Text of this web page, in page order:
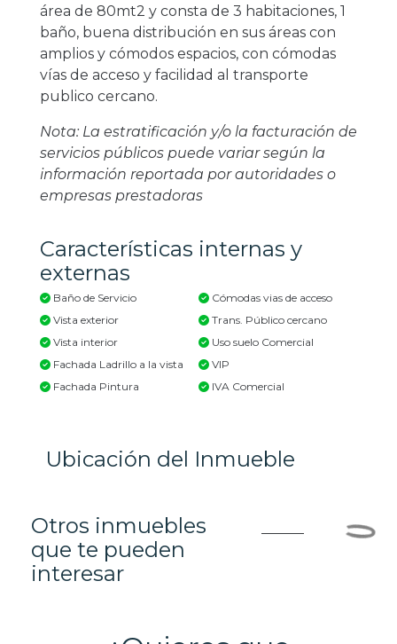
área de 80mt2 y consta de 3 habitaciones, 1
baño, buena distribución en sus áreas con
amplios y cómodos espacios, con cómodas
vías de acceso y facilidad al transporte
publico cercano.
Nota: La estratificación y/o la facturación de
servicios públicos puede variar según la
información reportada por autoridades o
empresas prestadoras
Características internas y
externas
Baño de Servicio
Vista exterior
Vista interior
Fachada Ladrillo a la vista
Fachada Pintura
Cómodas vias de acceso
Trans. Público cercano
Uso suelo Comercial
VIP
IVA Comercial
Ubicación del Inmueble
Otros inmuebles
que te pueden
interesar